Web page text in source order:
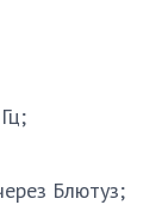
Блютуз;